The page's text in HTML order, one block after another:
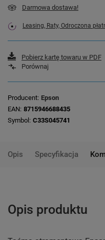
Darmowa dostawa!
Leasing, Raty, Odroczona
Pobierz kartę towaru w PDF
Porównaj
Producent Epson
EAN 8715946688435
Symbol C33S045741
Opis Specyfikacja
Opis produktu